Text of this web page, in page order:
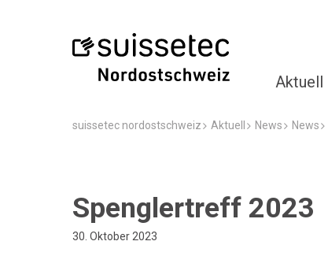
Aktuell
suissetec nordostschweiz Aktuell News News
Spenglertreff 2023
30. Oktober 2023